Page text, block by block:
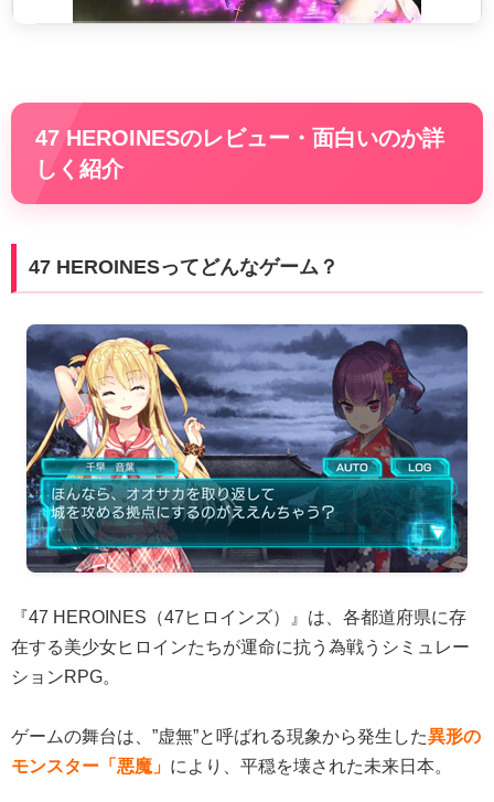
47 HEROINESのレビュー・面白いのか詳
しく紹介
47 HEROINESってどんなゲーム？
『47 HEROINES（47ヒロインズ）』は、各都道府県に存
在する美少女ヒロインたちが運命に抗う為戦うシミュレー
ションRPG。
ゲームの舞台は、”虚無”と呼ばれる現象から発生した異形の
モンスター「悪魔」 により、平穏を壊された未来日本。